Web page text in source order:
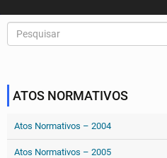
ATOS NORMATIVOS
Atos Normativos – 2004
Atos Normativos – 2005